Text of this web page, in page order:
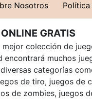
Nosotros
GRATIS
mejor colección de
encontrará muchos
categorías
de tiro, juegos de
de zombies, juegos